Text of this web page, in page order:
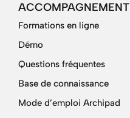
ACCOMPAGNEMENT
Formations en ligne
Démo
Questions fréquentes
Base de connaissance
Mode d’emploi Archipad